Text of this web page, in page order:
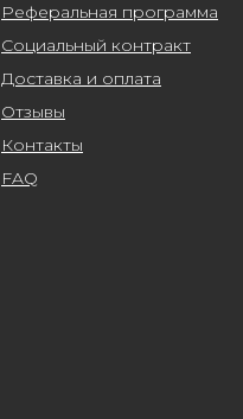
Реферальная программа
Социальный контракт
Доставка и оплата
Отзывы
Контакты
FAQ